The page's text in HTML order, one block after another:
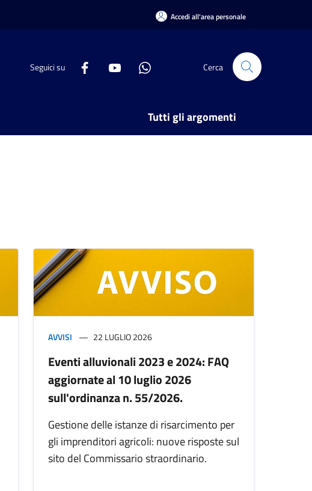
Accedi all'area personale
Seguici su Cerca
Tutti gli argomenti
AVVISI 22 LUGLIO 2026
Eventi alluvionali 2023 e 2024: FAQ
aggiornate al 10 luglio 2026
sull'ordinanza n. 55/2026.
Gestione delle istanze di risarcimento per
gli imprenditori agricoli: nuove risposte sul
sito del Commissario straordinario.